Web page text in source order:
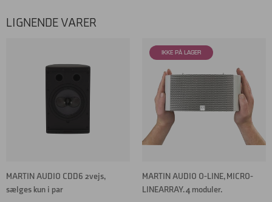
LIGNENDE VARER
MARTIN AUDIO CDD6 2vejs,
sælges kun i par
MARTIN AUDIO O-LINE, MICRO-
LINEARRAY. 4 moduler.